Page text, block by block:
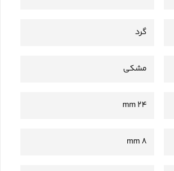
گرد
مشکی
24 mm
8 mm